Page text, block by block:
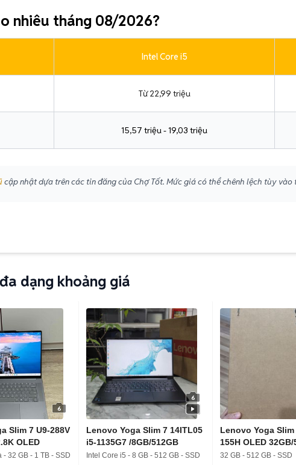
nhiêu tháng 08/2026?
Intel Core i5
Từ 22,99 triệu
15,57 triệu - 19,03 triệu
cập nhật dựa trên các tin đăng của Chợ Tốt. Mức giá có thể chênh lệch tùy
dạng khoảng giá
6
Slim 7 U9-288V
OLED
- 32 GB - 1 TB - SSD
6
Lenovo Yoga Slim 7 14ITL05
i5-1135G7 /8GB/512GB
Intel Core i5 - 8 GB - 512 GB - SSD
Lenovo Yoga
155H OLED 32GB/
Xám
32 GB - 512 GB - SSD